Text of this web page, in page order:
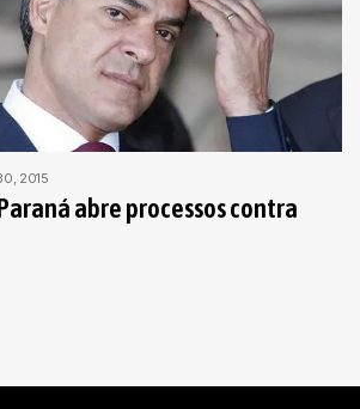
2015
abre processos contra